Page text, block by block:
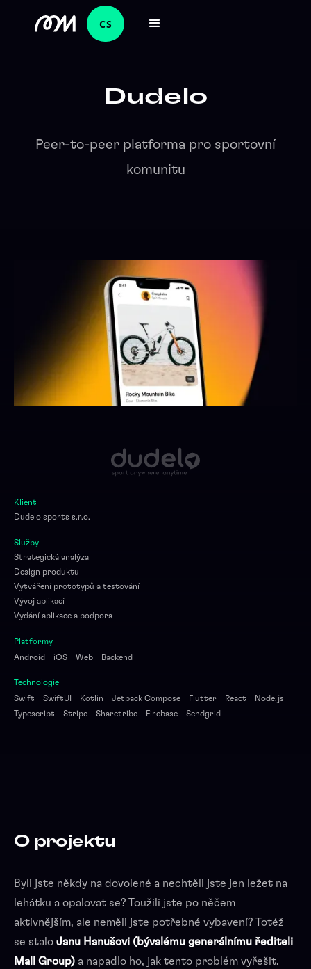
CS
Dudelo
Peer-to-peer platforma pro sportovní
komunitu
Klient
Dudelo sports s.r.o.
Služby
Strategická analýza
Design produktu
Vytváření prototypů a testování
Vývoj aplikací
Vydání aplikace a podpora
Platformy
Android
iOS Web Backend
Technologie
Swift
SwiftUI Kotlin Jetpack Compose Flutter React
Node.js
Typescript
Stripe Sharetribe Firebase Sendgrid
O projektu
Byli jste někdy na dovolené a nechtěli jste jen ležet na
lehátku a opalovat se? Toužili jste po něčem
aktivnějším, ale neměli jste potřebné vybavení? Totéž
se stalo Janu Hanušovi (bývalému generálnímu řediteli
Mall Group) a napadlo ho, jak tento problém vyřešit.